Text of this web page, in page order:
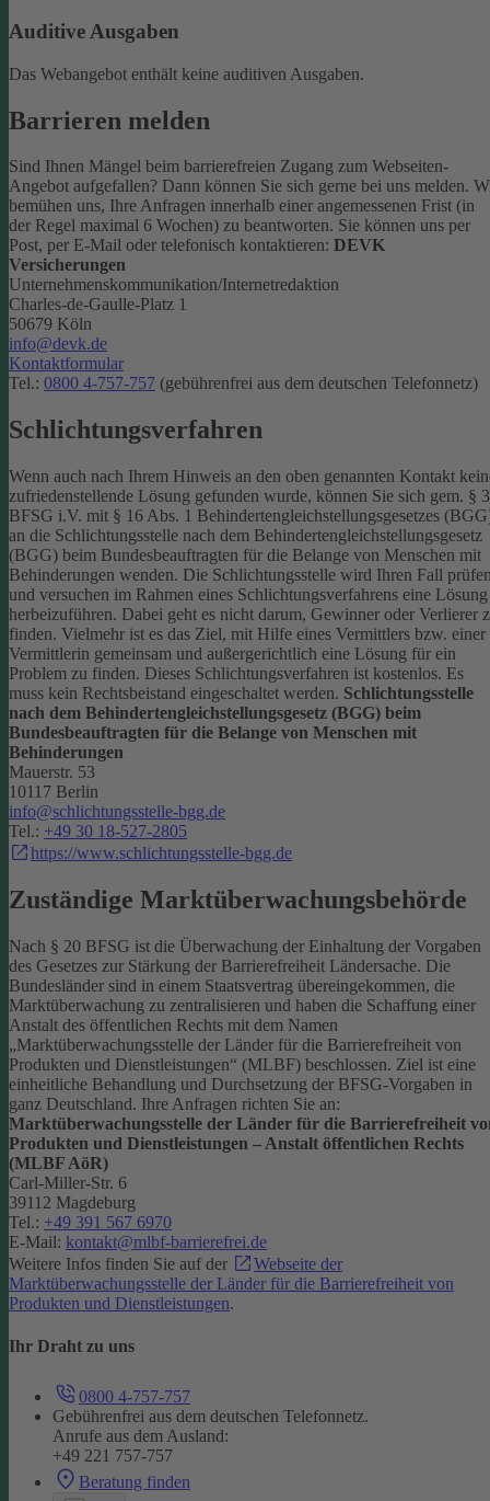
Auditive Ausgaben
Das Webangebot enthält keine auditiven Ausgaben.
Barrieren melden
Sind Ihnen Mängel beim barrierefreien Zugang zum Webseiten-
Angebot aufgefallen? Dann können Sie sich gerne bei uns melden.
bemühen uns, Ihre Anfragen innerhalb einer angemessenen Frist (in
der Regel maximal 6 Wochen) zu beantworten. Sie können uns per
Post, per E-Mail oder telefonisch kontaktieren: DEVK
Versicherungen
Unternehmenskommunikation/Internetredaktion
Charles-de-Gaulle-Platz 1
50679 Köln
info@devk.de
Kontaktformular
Tel.: 0800 4-757-757 (gebührenfrei aus dem deutschen Telefonnetz)
Schlichtungsverfahren
Wenn auch nach Ihrem Hinweis an den oben genannten Kontakt
zufriedenstellende Lösung gefunden wurde, können Sie sich gem. §
BFSG i.V. mit § 16 Abs. 1 Behindertengleichstellungsgesetzes
an die Schlichtungsstelle nach dem Behindertengleichstellungsgesetz
(BGG) beim Bundesbeauftragten für die Belange von Menschen mit
Behinderungen wenden. Die Schlichtungsstelle wird Ihren Fall
und versuchen im Rahmen eines Schlichtungsverfahrens eine Lösung
herbeizuführen. Dabei geht es nicht darum, Gewinner oder Verlierer
finden. Vielmehr ist es das Ziel, mit Hilfe eines Vermittlers bzw. einer
Vermittlerin gemeinsam und außergerichtlich eine Lösung für ein
Problem zu finden. Dieses Schlichtungsverfahren ist kostenlos. Es
muss kein Rechtsbeistand eingeschaltet werden. Schlichtungsstelle
nach dem Behindertengleichstellungsgesetz (BGG) beim
Bundesbeauftragten für die Belange von Menschen mit
Behinderungen
Mauerstr. 53
10117 Berlin
info@schlichtungsstelle-bgg.de
Tel.: +49 30 18-527-2805
https://www.schlichtungsstelle-bgg.de
Zuständige Marktüberwachungsbehörde
Nach § 20 BFSG ist die Überwachung der Einhaltung der Vorgaben
des Gesetzes zur Stärkung der Barrierefreiheit Ländersache. Die
Bundesländer sind in einem Staatsvertrag übereingekommen, die
Marktüberwachung zu zentralisieren und haben die Schaffung einer
Anstalt des öffentlichen Rechts mit dem Namen
„Marktüberwachungsstelle der Länder für die Barrierefreiheit von
Produkten und Dienstleistungen“ (MLBF) beschlossen. Ziel ist eine
einheitliche Behandlung und Durchsetzung der BFSG-Vorgaben in
ganz Deutschland. Ihre Anfragen richten Sie an:
Marktüberwachungsstelle der Länder für die Barrierefreiheit
Produkten und Dienstleistungen – Anstalt öffentlichen Rechts
(MLBF AöR)
Carl-Miller-Str. 6
39112 Magdeburg
Tel.: +49 391 567 6970
E-Mail: kontakt@mlbf-barrierefrei.de
Weitere Infos finden Sie auf der
Webseite der
Marktüberwachungsstelle der Länder für die Barrierefreiheit von
Produkten und Dienstleistungen.
Ihr Draht zu uns
0800 4-757-757
Gebührenfrei aus dem deutschen Telefonnetz.
Anrufe aus dem Ausland:
+49 221 757-757
Beratung finden